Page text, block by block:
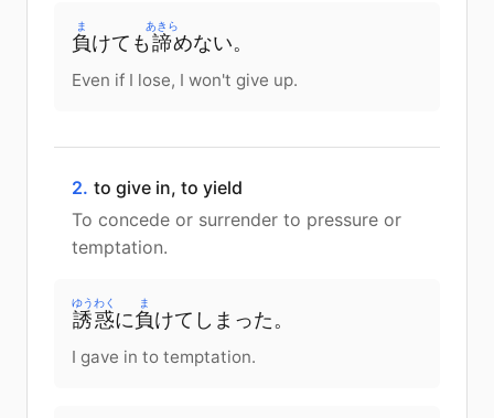
負
ま
けて も 諦
あきら
めない。
Even if I lose, I won't give up.
2. to give in, to yield
To concede or surrender to pressure or
temptation.
誘惑
ゆうわく
に負
ま
けてしまった。
I gave in to temptation.